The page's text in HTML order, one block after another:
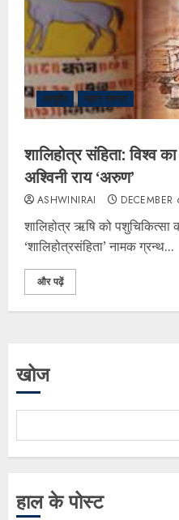
आयुर्वेद महान रचनाएं
शालिहोत्र संहिता: विश्व
अश्विनी राय ‘अरुण’
ASHWINIRAI
शालिहोत्र ऋषि को
‘शालिहोत्रसंहिता’ नामक ग्रन्थ...
और पढ़ें
खोज
हाल के पोस्ट